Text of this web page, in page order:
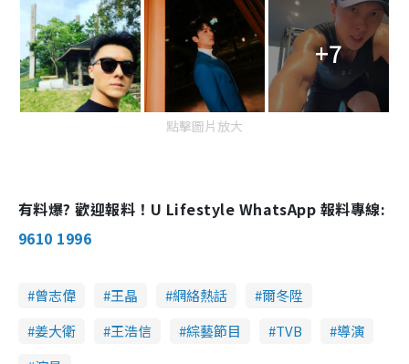
+7
點擊圖片放大
有料爆? 歡迎報料！U Lifestyle WhatsApp 報料專線:
9610 1996
曾志偉 王晶 網絡熱話
爾冬陞
姜大衛
王浩信 綜藝節目 TVB
導演